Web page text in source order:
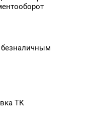
безналичным
ТК